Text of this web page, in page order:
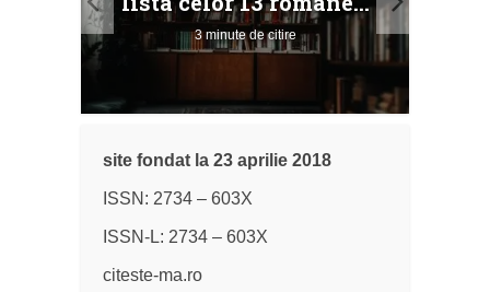
3 minute de citire
site fondat la 23 aprilie 2018
ISSN: 2734 – 603X
ISSN-L: 2734 – 603X
citeste-ma.ro